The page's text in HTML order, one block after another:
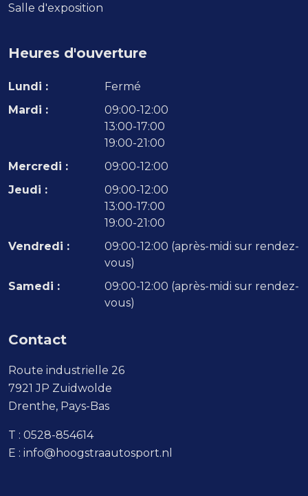
Salle d'exposition
Heures d'ouverture
Lundi :
Fermé
Mardi :
09:00-12:00
13:00-17:00
19:00-21:00
Mercredi :
09:00-12:00
Jeudi :
09:00-12:00
13:00-17:00
19:00-21:00
Vendredi :
09:00-12:00 (après-midi sur rendez-
vous)
Samedi :
09:00-12:00 (après-midi sur rendez-
vous)
Contact
Route industrielle 26
7921 JP Zuidwolde
Drenthe, Pays-Bas
T : 0528-854614
E : info@hoogstraautosport.nl